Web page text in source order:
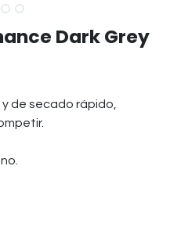
Dark Grey
de secado rápido,